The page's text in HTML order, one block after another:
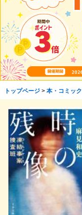
トップページ> 本・コミック